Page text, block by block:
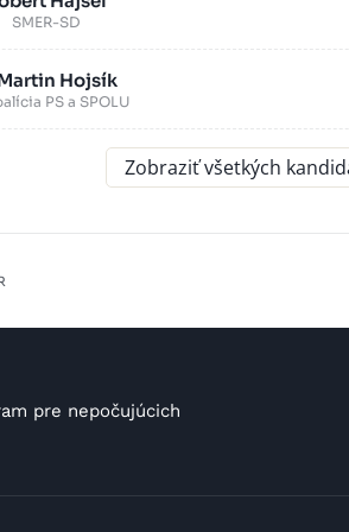
SMER-SD
Hojsík
PS a SPOLU
Zobraziť všetkých
pre nepočujúcich